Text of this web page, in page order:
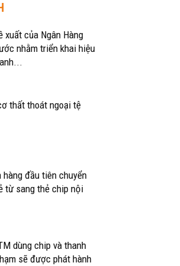
xuất của Ngân Hàng
nhằm triển khai hiệu
thất thoát ngoại tệ
hàng đầu tiên chuyển
từ sang thẻ chip nội
dùng chip và thanh
sẽ được phát hành